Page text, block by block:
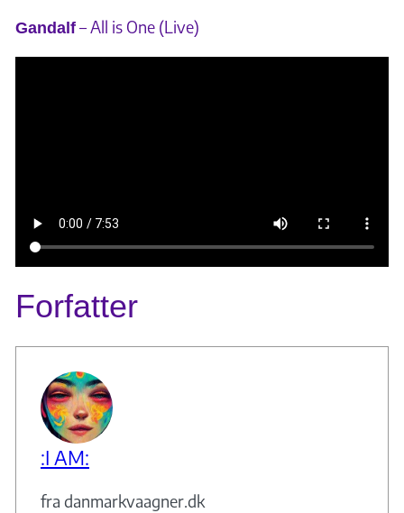
Gandalf– All is One (Live)
Forfatter
:I AM:
fra danmarkvaagner.dk